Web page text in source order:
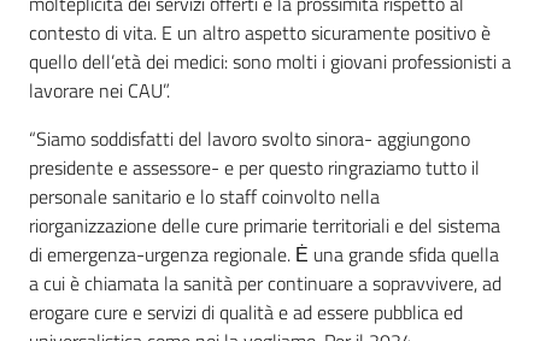
contesto di vita. E un altro aspetto sicuramente positivo è
quello dell’età dei medici: sono molti i giovani professionisti a
lavorare nei CAU”.
“Siamo soddisfatti del lavoro svolto sinora- aggiungono
presidente e assessore- e per questo ringraziamo tutto il
personale sanitario e lo staff coinvolto nella
riorganizzazione delle cure primarie territoriali e del sistema
di emergenza-urgenza regionale. Ė una grande sfida quella
a cui è chiamata la sanità per continuare a sopravvivere, ad
erogare cure e servizi di qualità e ad essere pubblica ed